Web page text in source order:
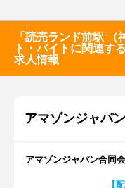
「読売ランド前駅
ト・バイトに関連す
求人情報
アマゾンジャパ
アマゾンジャパン合同
【